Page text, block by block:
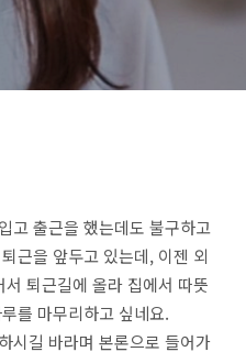
고 출근을 했는데도 불구하고
근을 앞두고 있는데, 이젠 외
퇴근길에 올라 집에서 따뜻
를 마무리하고 싶네요.
시길 바라며 본론으로 들어가